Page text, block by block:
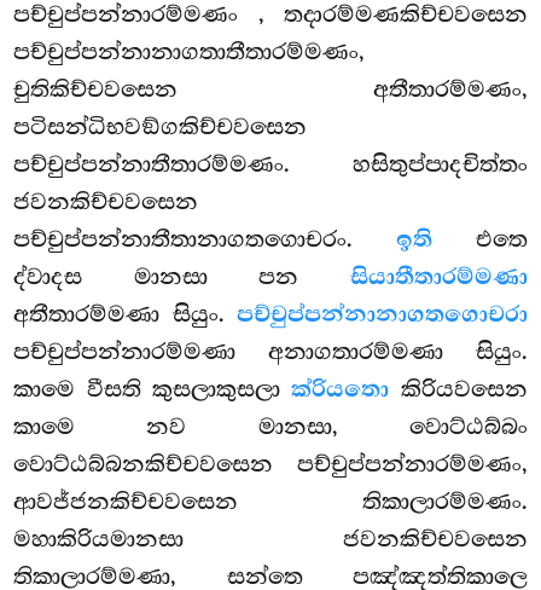
පච්චුප්පන්නාරම්මණං , තදාරම්මණකිච්චවසෙන
පච්චුප්පන්නානාගතාතීතාරම්මණං,
චුතිකිච්චවසෙන අතීතාරම්මණං,
පටිසන්ධිභවඞ්ගකිච්චවසෙන
පච්චුප්පන්නාතීතාරම්මණං. හසිතුප්පාදචිත්තං
ජවනකිච්චවසෙන
පච්චුප්පන්නාතීතානාගතගොචරං. ඉති එතෙ
ද්වාදස මානසා පන සියාතීතාරම්මණා
අතීතාරම්මණා සියුං. පච්චුප්පන්නානාගතගොචරා
පච්චුප්පන්නාරම්මණා අනාගතාරම්මණා සියුං.
කාමෙ වීසති කුසලාකුසලාක්රියතො කිරියවසෙන
කාමෙ නව මානසා, වොට්ඨබ්බං
වොට්ඨබ්බනකිච්චවසෙන පච්චුප්පන්නාරම්මණං,
ආවජ්ජනකිච්චවසෙන තිකාලාරම්මණං.
මහාකිරියමානසා ජවනකිච්චවසෙන
තිකාලාරම්මණා, සන්තෙ පඤ්ඤත්තිකාලෙ